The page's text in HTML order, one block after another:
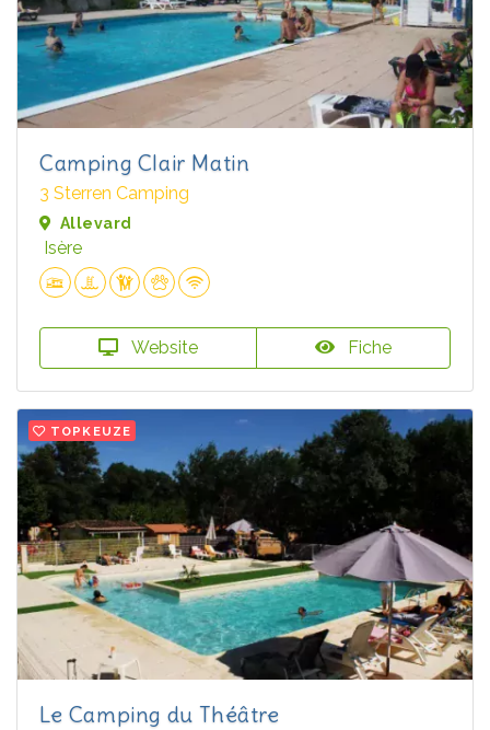
Camping Clair Matin
3 Sterren Camping
Allevard
Isère
Website Fiche
TOPKEUZE
Le Camping du Théâtre